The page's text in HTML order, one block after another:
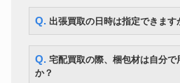
Q. 出張買取の日時は指定できます
Q. 宅配買取の際、梱包材は自分で用意しないといけません
か？